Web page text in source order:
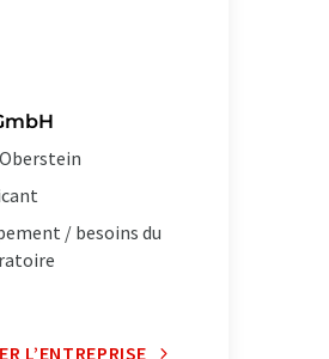
/ besoins du
L’ENTREPRISE